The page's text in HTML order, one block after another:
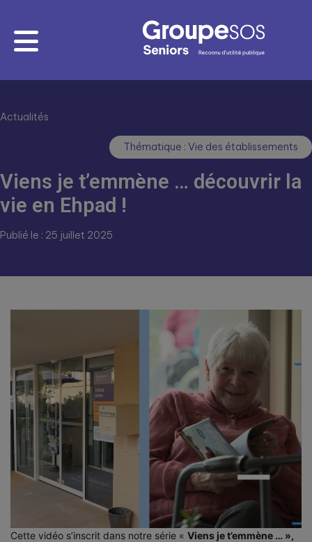
Actualités
Thématique : Vie des établissements
Viens je t’emmène … découvrir la
vie en Ehpad !
Publié le : 25 juillet 2025
Cette vidéo s’inscrit dans notre série « Viens je t’emmène … »,